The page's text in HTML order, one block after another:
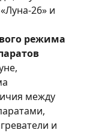
26» и
режима
между
и